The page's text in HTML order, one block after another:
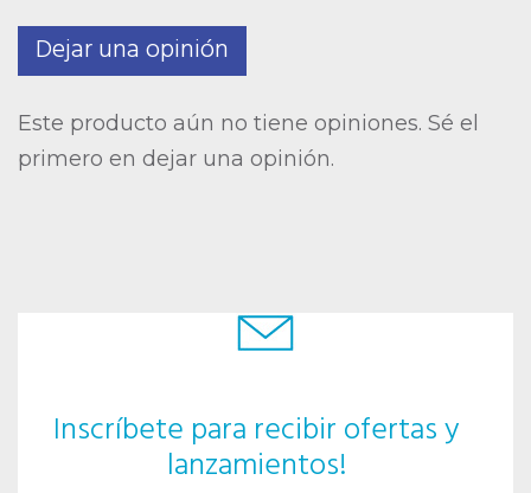
Dejar una opinión
Este producto aún no tiene opiniones. Sé el
primero en dejar una opinión.
Inscríbete para recibir ofertas y
lanzamientos!